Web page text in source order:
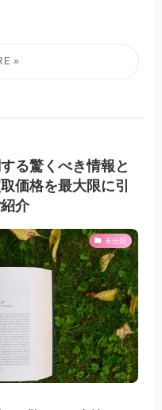
る驚くべき情報と
価格を最大限に引
介
未分類